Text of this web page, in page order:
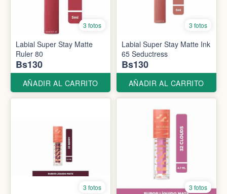
3 fotos
Labial Super Stay Matte
Ruler 80
Bs130
AÑADIR AL CARRITO
3 fotos
Labial Super Stay Matte Ink
65 Seductress
Bs130
AÑADIR AL CARRITO
3 fotos 3 fotos